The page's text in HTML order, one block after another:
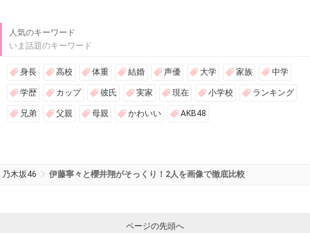
人気のキーワード
いま話題のキーワード
身長 高校 体重 結婚 声優 大学 家族 中学
学歴 カップ 彼氏 実家 現在 小学校 ランキング
兄弟 父親 母親 かわいい AKB48
乃木坂46 伊藤寧々と櫻井翔がそっくり！2人を画像で徹底比較
ページの先頭へ